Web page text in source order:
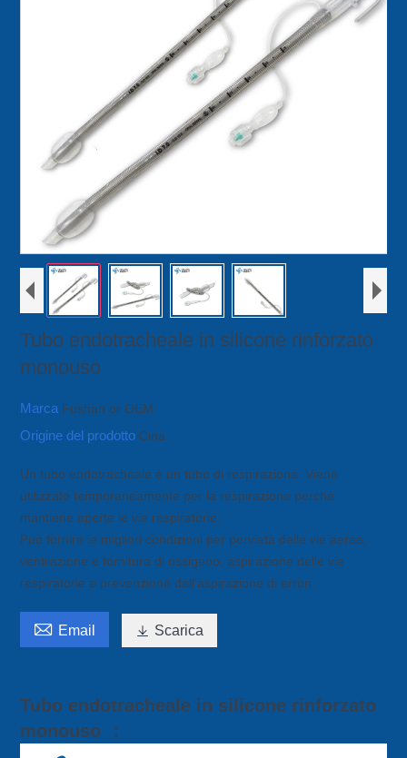
Tubo endotracheale in silicone rinforzato
monouso
Marca Fushan or OEM
Origine del prodotto Cina
Un tubo endotracheale è un tubo di respirazione. Viene
utilizzato temporaneamente per la respirazione perché
mantiene aperte le vie respiratorie.
Può fornire le migliori condizioni per pervietà delle vie aeree,
ventilazione e fornitura di ossigeno, aspirazione delle vie
respiratorie e prevenzione dell'aspirazione di errori.
 Email  Scarica
Tubo endotracheale in silicone rinforzato
monouso ：